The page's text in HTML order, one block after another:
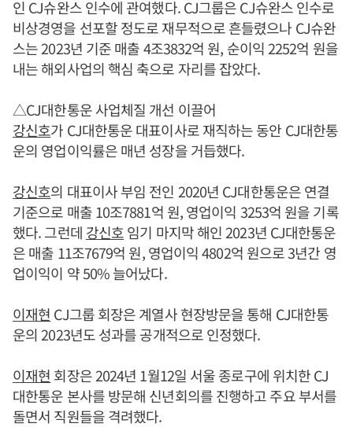
인 CJ슈완스 인수에 관여했다. CJ그룹은 CJ슈완스 인수로
비상경영을 선포할 정도로 재무적으로 흔들렸으나 CJ슈완
스는 2023년 기준 매출 4조3832억 원, 순이익 2252억 원을
내는 해외사업의 핵심 축으로 자리를 잡았다.
△CJ대한통운 사업체질 개선 이끌어
강신호가 CJ대한통운 대표이사로 재직하는 동안 CJ대한통
운의 영업이익률은 매년 성장을 거듭했다.
강신호의 대표이사 부임 전인 2020년 CJ대한통운은 연결
기준으로 매출 10조7881억 원, 영업이익 3253억 원을 기록
했다. 그런데 강신호임기 마지막 해인 2023년 CJ대한통운
은 매출 11조7679억 원, 영업이익 4802억 원으로 3년간 영
업이익이 약 50% 늘어났다.
이재현 CJ그룹 회장은 계열사 현장방문을 통해 CJ대한통
운의 2023년도 성과를 공개적으로 인정했다.
이재현 회장은 2024년 1월12일 서울 종로구에 위치한 CJ
대한통운 본사를 방문해 신년회의를 진행하고 주요 부서를
돌면서 직원들을 격려했다.